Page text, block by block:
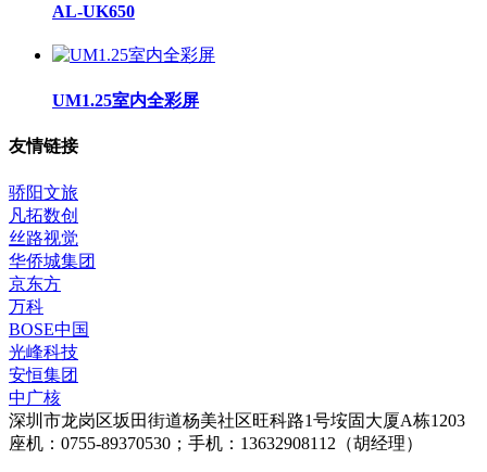
AL-UK650
UM1.25室内全彩屏
友情链接
骄阳文旅
凡拓数创
丝路视觉
华侨城集团
京东方
万科
BOSE中国
光峰科技
安恒集团
中广核
深圳市龙岗区坂田街道杨美社区旺科路1号垵固大厦A栋1203
座机：0755-89370530；手机：13632908112（胡经理）